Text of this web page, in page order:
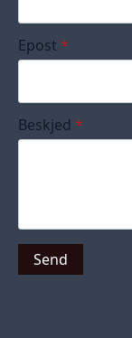
Epost *
Beskjed *
Send